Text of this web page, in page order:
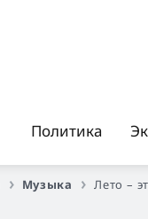
Политика
Музыка Лето –